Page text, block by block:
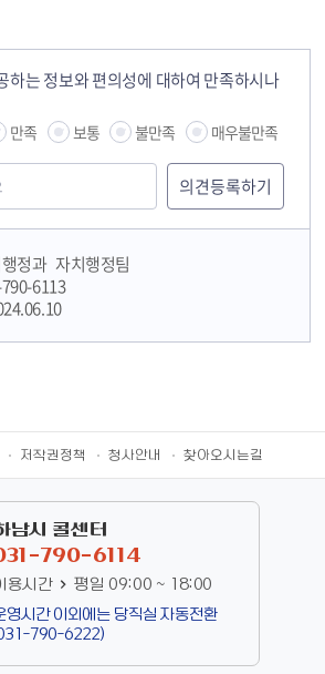
하는 정보와 편의성에 대하여 만족하시나
만족 보통 불만족 매우불만족
정과 자치행정팀
6113
저작권정책 청사안내 찾아오시는길
남시 콜센터
790-6114
용시간
평일 09:00 ~ 18:00
영시간 이외에는 당직실 자동전환
790-6222)